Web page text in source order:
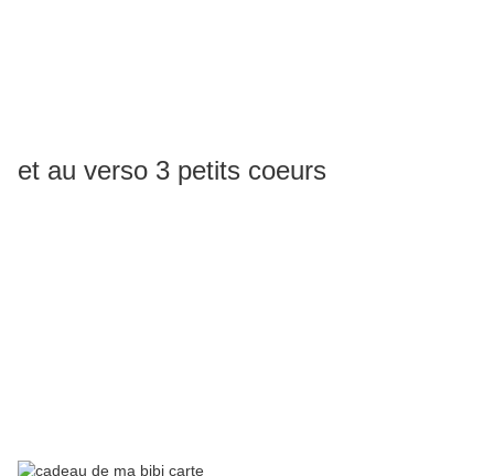
et au verso 3 petits coeurs